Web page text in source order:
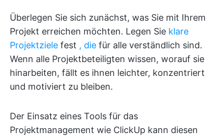
Überlegen Sie sich zunächst, was Sie mit Ihrem
Projekt erreichen möchten. Legen Sie klare
Projektziele fest , die für alle verständlich sind.
Wenn alle Projektbeteiligten wissen, worauf sie
hinarbeiten, fällt es ihnen leichter, konzentriert
und motiviert zu bleiben.
Der Einsatz eines Tools für das
Projektmanagement wie ClickUp kann diesen